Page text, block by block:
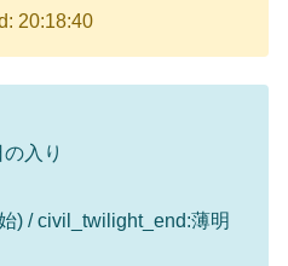
20:18:40
入り
) / civil_twilight_end:薄明